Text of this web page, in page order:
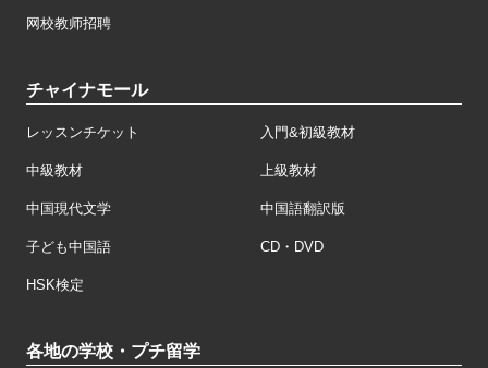
网校教师招聘
チャイナモール
レッスンチケット 入門&初級教材
中級教材 上級教材
中国現代文学 中国語翻訳版
子ども中国語 CD・DVD
HSK検定
各地の学校・プチ留学